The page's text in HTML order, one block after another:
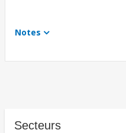
Notes
Secteurs